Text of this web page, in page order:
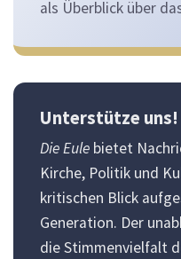
als Überblick über
Unterstütze uns!
Die Eule bietet
Kirche, Politik und
kritischen Blick
Generation. Der
die Stimmenvielfalt